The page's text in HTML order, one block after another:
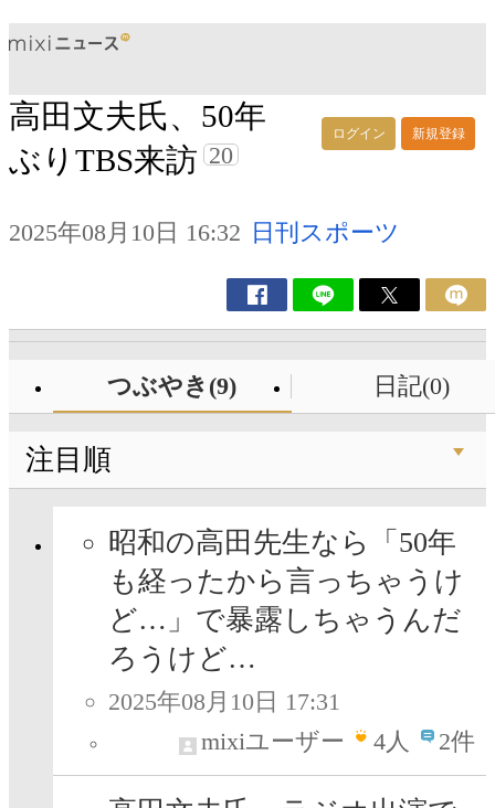
ログイン 新規登録
高田文夫氏、50年
ぶりTBS来訪 20
2025年08月10日 16:32 日刊スポーツ
つぶやき(9) 日記(0)
注目順
昭和の高田先生なら「50年
も経ったから言っちゃうけ
ど…」で暴露しちゃうんだ
ろうけど…
2025年08月10日 17:31
mixiユーザー
4人 2件